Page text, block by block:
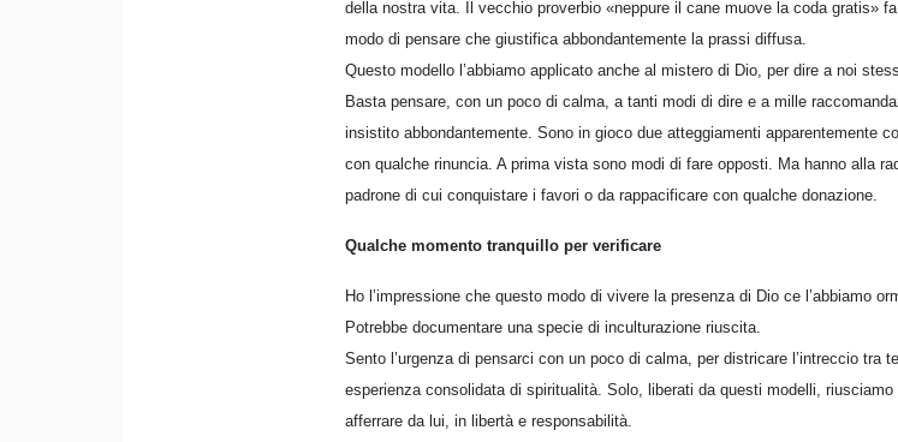
della nostra vita. Il vecchio proverbio «neppure il cane muove la coda gratis»
modo di pensare che giustifica abbondantemente la prassi diffusa.
Questo modello l’abbiamo applicato anche al mistero di Dio, per dire a noi
Basta pensare, con un poco di calma, a tanti modi di dire e a mille
insistito abbondantemente. Sono in gioco due atteggiamenti apparentemente
con qualche rinuncia. A prima vista sono modi di fare opposti. Ma hanno alla
padrone di cui conquistare i favori o da rappacificare con qualche donazione.
Qualche momento tranquillo per verificare
Ho l’impressione che questo modo di vivere la presenza di Dio ce l’abbiamo
Potrebbe documentare una specie di inculturazione riuscita.
Sento l’urgenza di pensarci con un poco di calma, per districare l’intreccio tra
esperienza consolidata di spiritualità. Solo, liberati da questi modelli,
afferrare da lui, in libertà e responsabilità.